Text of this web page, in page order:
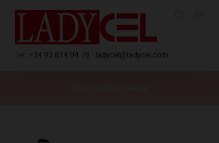
+34 93 814 04 78 ladycel@ladycel.com